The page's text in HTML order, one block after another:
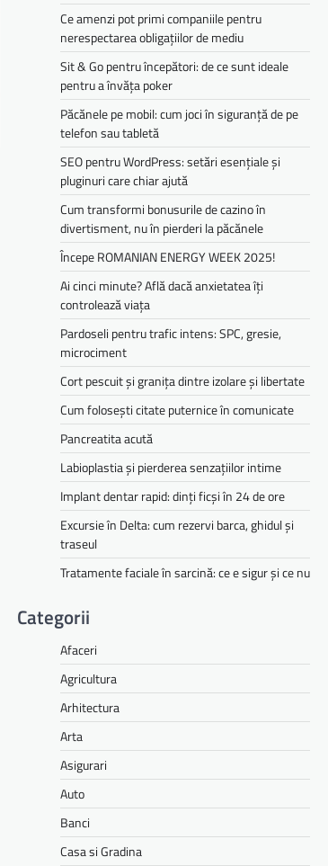
Ce amenzi pot primi companiile pentru
nerespectarea obligațiilor de mediu­­
Sit & Go pentru începători: de ce sunt ideale
pentru a învăța poker
Păcănele pe mobil: cum joci în siguranță de pe
telefon sau tabletă
SEO pentru WordPress: setări esențiale și
pluginuri care chiar ajută
Cum transformi bonusurile de cazino în
divertisment, nu în pierderi la păcănele
Începe ROMANIAN ENERGY WEEK 2025!
Ai cinci minute? Află dacă anxietatea îți
controlează viața
Pardoseli pentru trafic intens: SPC, gresie,
microciment
Cort pescuit și granița dintre izolare și libertate
Cum folosești citate puternice în comunicate
Pancreatita acută
Labioplastia și pierderea senzațiilor intime
Implant dentar rapid: dinți ficși în 24 de ore
Excursie în Delta: cum rezervi barca, ghidul și
traseul
Tratamente faciale în sarcină: ce e sigur și ce nu
Categorii
Afaceri
Agricultura
Arhitectura
Arta
Asigurari
Auto
Banci
Casa si Gradina